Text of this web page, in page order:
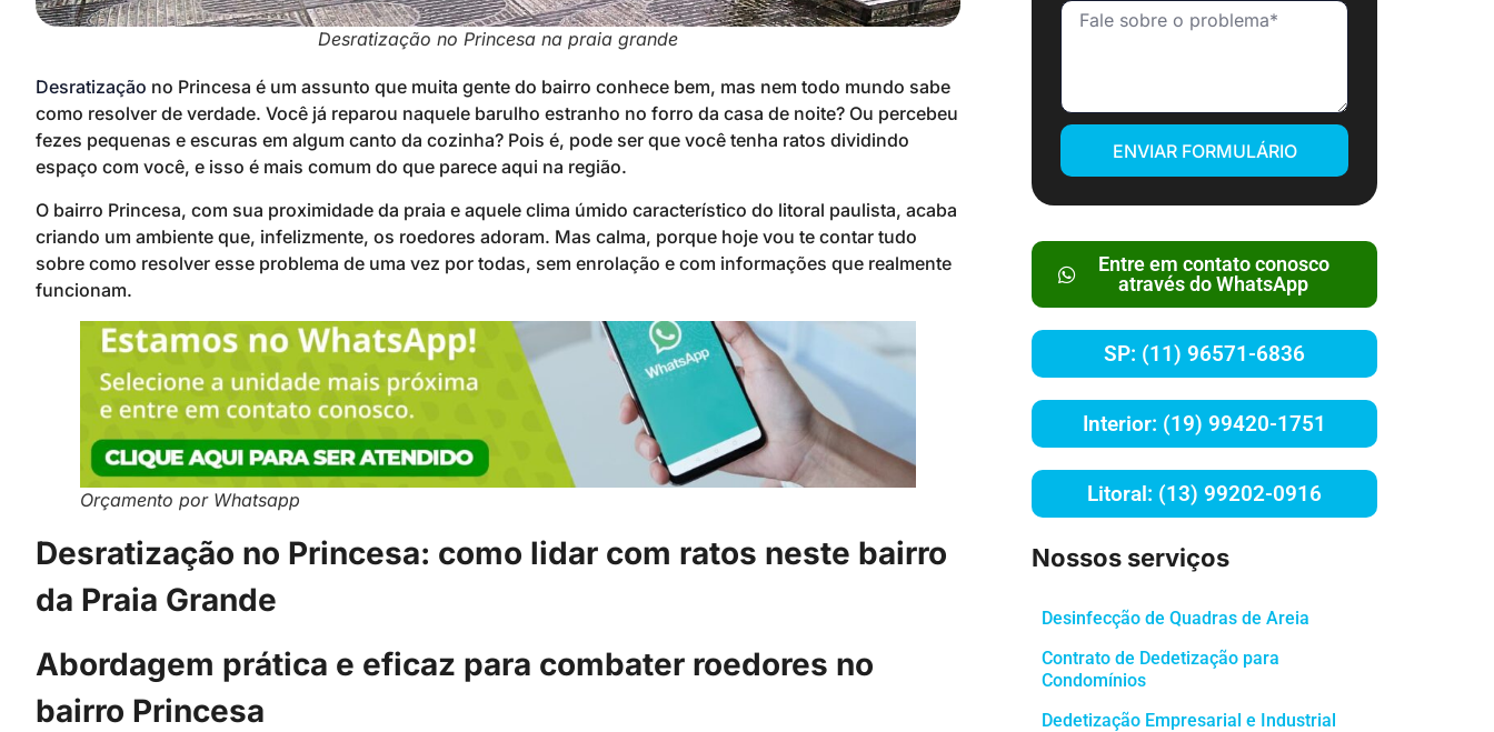
Desratização no Princesa na praia grande
Desratização no Princesa é um assunto que muita gente do bairro conhece bem, mas nem todo mundo sabe
como resolver de verdade. Você já reparou naquele barulho estranho no forro da casa de noite? Ou percebeu
fezes pequenas e escuras em algum canto da cozinha? Pois é, pode ser que você tenha ratos dividindo
espaço com você, e isso é mais comum do que parece aqui na região.
O bairro Princesa, com sua proximidade da praia e aquele clima úmido característico do litoral paulista, acaba
criando um ambiente que, infelizmente, os roedores adoram. Mas calma, porque hoje vou te contar tudo
sobre como resolver esse problema de uma vez por todas, sem enrolação e com informações que realmente
funcionam.
Orçamento por Whatsapp
Desratização no Princesa: como lidar com ratos neste bairro
da Praia Grande
Abordagem prática e eficaz para combater roedores no
bairro Princesa
ENVIAR FORMULÁRIO
Entre em contato conosco
através do WhatsApp
SP: (11) 96571-6836
Interior: (19) 99420-1751
Litoral: (13) 99202-0916
Nossos serviços
Desinfecção de Quadras de Areia
Contrato de Dedetização para
Condomínios
Dedetização Empresarial e Industrial